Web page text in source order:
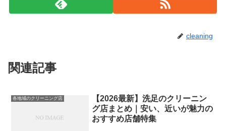
cleaning
関連記事
各地域のクリーニング店
【2026最新】洗足のクリーニン
グ店まとめ｜安い、近いが魅力の
おすすめ店舗特集